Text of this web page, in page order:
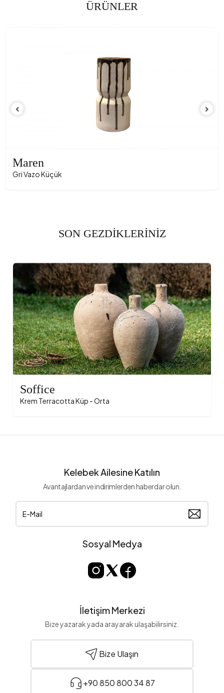
ÜRÜNLER
Maren
Gri Vazo Küçük
SON GEZDİKLERİNİZ
Soffice
Krem Terracotta Küp - Orta
Kelebek Ailesine Katılın
Avantajlardan ve indirimlerden haberdar olun.
Sosyal Medya
İletişim Merkezi
Bize yazarak yada arayarak ulaşabilirsiniz.
Bize Ulaşın
+90 850 800 34 87